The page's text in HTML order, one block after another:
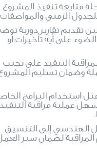
متابعة تنفيذ المشروع
الزمني
تقديم تقارير دورية
على أية تأخيرات أو
التنفيذ على تجنب
وضمان تسليم
استخدام البرامج
عملية مراقبة التنفيذ
الهندسي إلى التنسيق
لضمان سير